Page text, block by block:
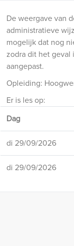
De weergave van
administratieve
mogelijk dat nog
zodra dit het geval
aangepast.
Opleiding:
Er is les op:
Dag
di 29/09/2026
di 29/09/2026